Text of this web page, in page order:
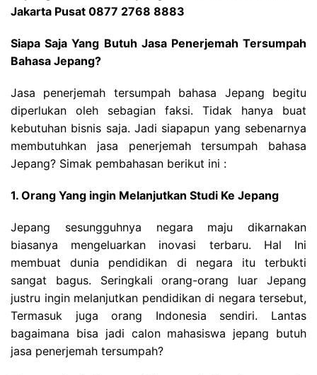
Jakarta Pusat 0877 2768 8883
Siapa Saja Yang Butuh Jasa Penerjemah Tersumpah
Bahasa Jepang?
Jasa penerjemah tersumpah bahasa Jepang begitu
diperlukan oleh sebagian faksi. Tidak hanya buat
kebutuhan bisnis saja. Jadi siapapun yang sebenarnya
membutuhkan jasa penerjemah tersumpah bahasa
Jepang? Simak pembahasan berikut ini :
1. Orang Yang ingin Melanjutkan Studi Ke Jepang
Jepang sesungguhnya negara maju dikarnakan
biasanya mengeluarkan inovasi terbaru. Hal Ini
membuat dunia pendidikan di negara itu terbukti
sangat bagus. Seringkali orang-orang luar Jepang
justru ingin melanjutkan pendidikan di negara tersebut,
Termasuk juga orang Indonesia sendiri. Lantas
bagaimana bisa jadi calon mahasiswa jepang butuh
jasa penerjemah tersumpah?